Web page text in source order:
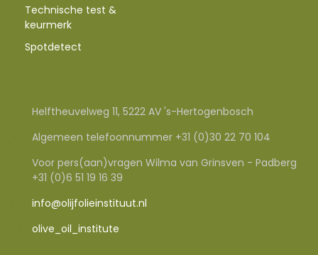
Technische test &
keurmerk
Spotdetect
Helftheuvelweg 11, 5222 AV 's-Hertogenbosch
Algemeen telefoonnummer +31 (0)30 22 70 104
Voor pers(aan)vragen Wilma van Grinsven - Padberg
+31 (0)6 51 19 16 39
info@olijfolieinstituut.nl
olive_oil_institute